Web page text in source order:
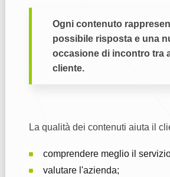
Ogni contenuto
possibile risposta e una
occasione di incontro tra
cliente.
La qualità dei contenuti aiuta il
comprendere meglio il
valutare l'azienda;